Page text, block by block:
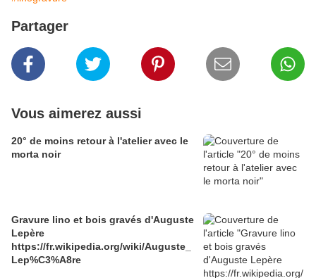
Partager
Vous aimerez aussi
20° de moins retour à l'atelier avec le
morta noir
Gravure lino et bois gravés d'Auguste
Lepère
https://fr.wikipedia.org/wiki/Auguste_
Lep%C3%A8re